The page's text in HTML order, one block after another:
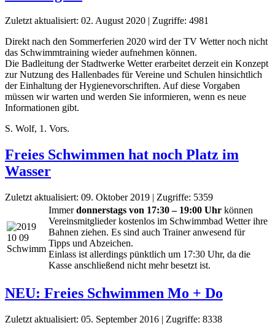
Zuletzt aktualisiert: 02. August 2020 | Zugriffe: 4981
Direkt nach den Sommerferien 2020 wird der TV Wetter noch nicht
das Schwimmtraining wieder aufnehmen können.
Die Badleitung der Stadtwerke Wetter erarbeitet derzeit ein Konzept
zur Nutzung des Hallenbades für Vereine und Schulen hinsichtlich
der Einhaltung der Hygienevorschriften. Auf diese Vorgaben
müssen wir warten und werden Sie informieren, wenn es neue
Informationen gibt.
S. Wolf, 1. Vors.
Freies Schwimmen hat noch Platz im
Wasser
Zuletzt aktualisiert: 09. Oktober 2019 | Zugriffe: 5359
Immerdonnerstags von 17:30 – 19:00 Uhr können
Vereinsmitglieder kostenlos im Schwimmbad Wetter ihre
Bahnen ziehen. Es sind auch Trainer anwesend für
Tipps und Abzeichen.
Einlass ist allerdings pünktlich um 17:30 Uhr, da die
Kasse anschließend nicht mehr besetzt ist.
NEU: Freies Schwimmen Mo + Do
Zuletzt aktualisiert: 05. September 2016 | Zugriffe: 8338